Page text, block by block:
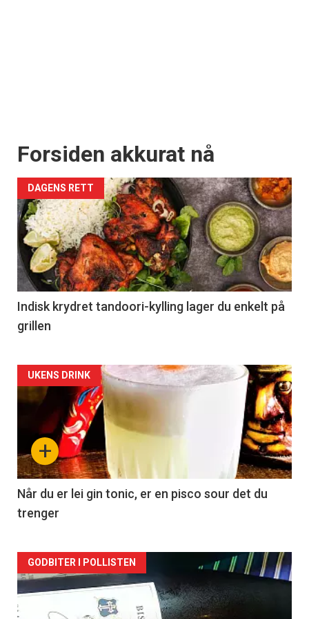
Forsiden akkurat nå
DAGENS RETT
Indisk krydret tandoori-kylling lager du enkelt på
grillen
Forsiden
akkurat
nå
-
2
+
UKENS DRINK
Når du er lei gin tonic, er en pisco sour det du
trenger
Forsiden
akkurat
GODBITER I POLLISTEN